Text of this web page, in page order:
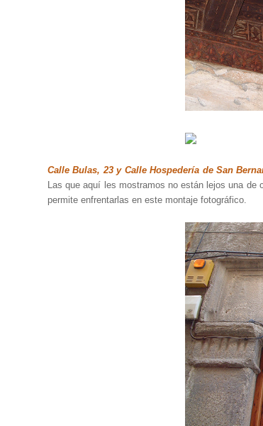
Calle Bulas, 23 y Calle Hospedería de San
Las que aquí les mostramos no están lejos una de
permite enfrentarlas en este montaje fotográfico.